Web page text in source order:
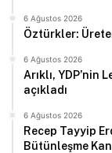
6 Ağustos 2026
Öztürkler:
6 Ağustos 2026
Arıklı, YDP’nin
açıkladı
6 Ağustos 2026
Recep Tayyip
Bütünleşme